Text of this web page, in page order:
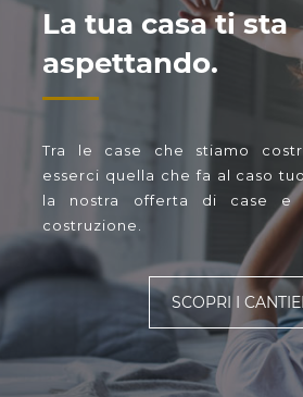
La tua casa ti sta
aspettando.
Tra le case che stiamo
esserci quella che fa al caso
la nostra offerta di case e
costruzione.
SCOPRI I